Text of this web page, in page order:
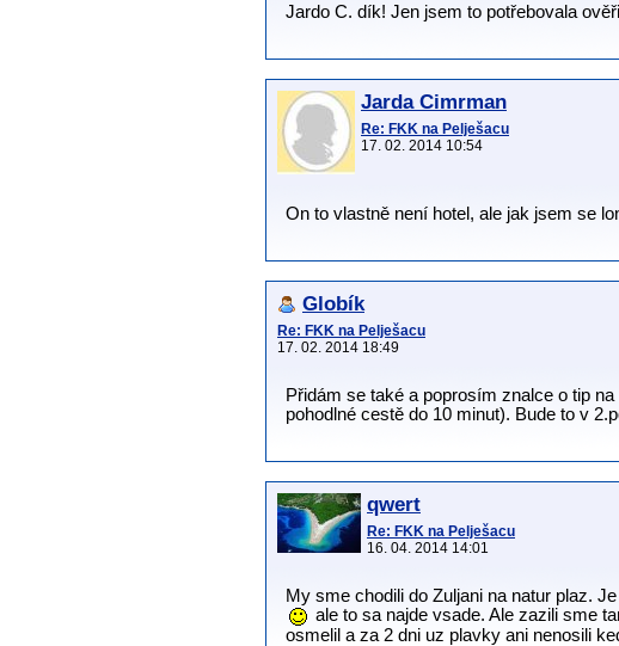
Jardo C. dík! Jen jsem to potřebovala
Jarda Cimrman
Re: FKK na Pelješacu
17. 02. 2014 10:54
On to vlastně není hotel, ale jak jsem se
Globík
Re: FKK na Pelješacu
17. 02. 2014 18:49
Přidám se také a poprosím znalce o tip
pohodlné cestě do 10 minut). Bude to v
qwert
Re: FKK na Pelješacu
16. 04. 2014 14:01
My sme chodili do Zuljani na natur plaz.
ale to sa najde vsade. Ale zazili sme
osmelil a za 2 dni uz plavky ani nenosili